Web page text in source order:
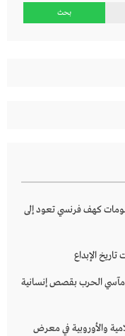
كهف فرنسي تعود إلى
الإبداع
الحرب بقصص إنسانية
والأوروبية في معرض